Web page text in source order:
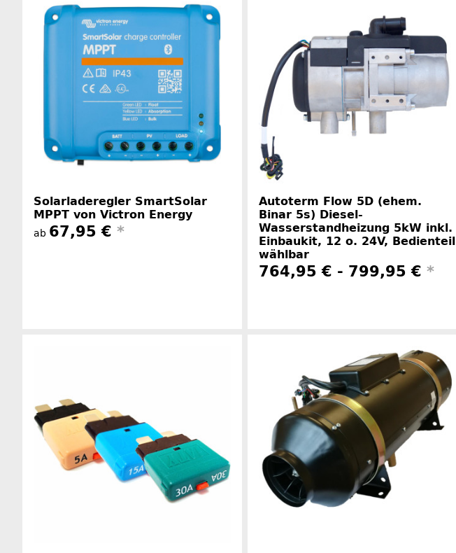
Herstellerinformationen
Solarladeregler SmartSolar
MPPT von Victron Energy
ab 67,95 € *
Autoterm Flow 5D (ehem.
Binar 5s) Diesel-
Wasserstandheizung 5kW inkl.
Einbaukit, 12 o. 24V, Bedienteil
wählbar
764,95 € - 799,95 € *
Herstellerinformationen